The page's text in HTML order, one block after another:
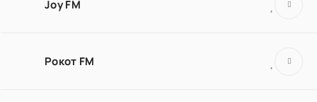
Joy FM
Рокот FM